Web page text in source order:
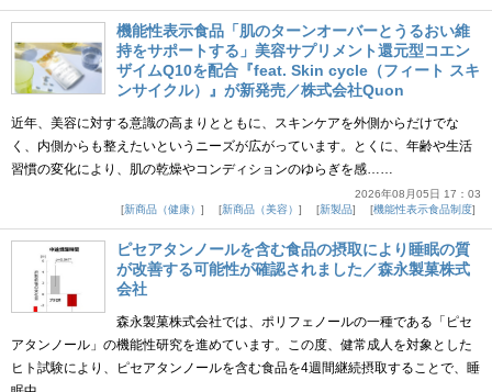
機能性表示食品「肌のターンオーバーとうるおい維
持をサポートする」美容サプリメント還元型コエン
ザイムQ10を配合『feat. Skin cycle（フィート スキ
ンサイクル）』が新発売／株式会社Quon
近年、美容に対する意識の高まりとともに、スキンケアを外側からだけでな
く、内側からも整えたいというニーズが広がっています。とくに、年齢や生活
習慣の変化により、肌の乾燥やコンディションのゆらぎを感……
2026年08月05日 17：03
新商品（健康）
新商品（美容） 新製品 機能性表示食品制度
ピセアタンノールを含む食品の摂取により睡眠の質
が改善する可能性が確認されました／森永製菓株式
会社
森永製菓株式会社では、ポリフェノールの一種である「ピセ
アタンノール」の機能性研究を進めています。この度、健常成人を対象とした
ヒト試験により、ピセアタンノールを含む食品を4週間継続摂取することで、睡